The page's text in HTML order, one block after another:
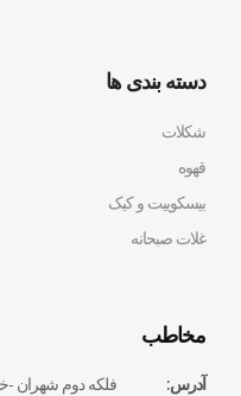
دسته بندی ها
شکلات
قهوه
بیسکوییت و کیک
غلات صبحانه
مخاطب
آدرس: فلكه دوم شهران -